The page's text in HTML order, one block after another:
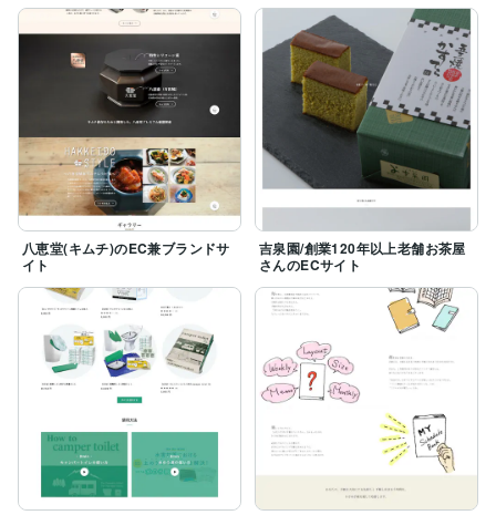
八恵堂(キムチ)のEC兼ブランドサ
イト
吉泉園/創業120年以上老舗お茶屋
さんのECサイト